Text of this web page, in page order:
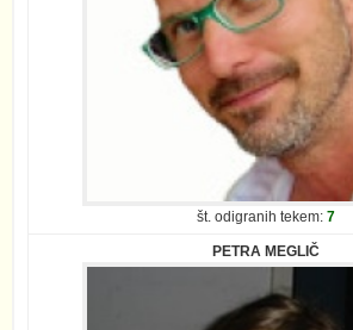
št. odigranih tekem: 7
PETRA MEGLIČ